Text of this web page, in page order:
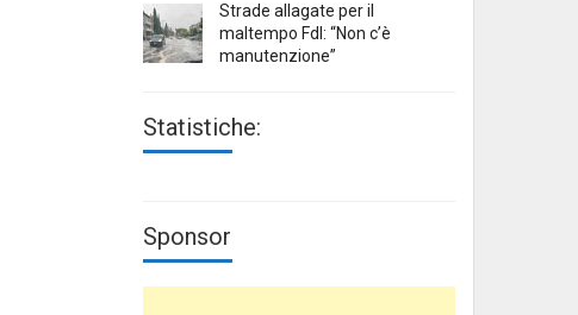
Strade allagate per il
maltempo FdI: “Non c’è
manutenzione”
Statistiche:
Sponsor